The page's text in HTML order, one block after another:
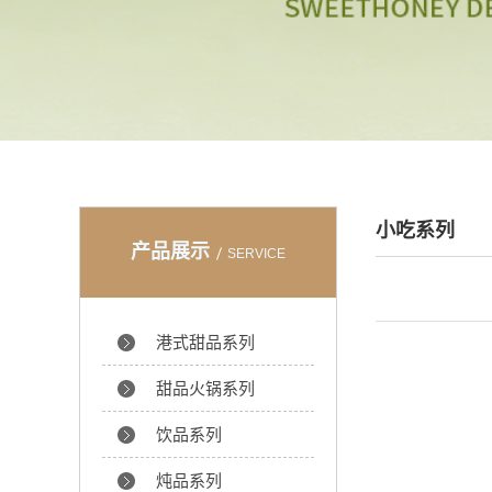
产品展示 SERVICE
港式甜品系列
甜品火锅系列
饮品系列
炖品系列
小吃系列